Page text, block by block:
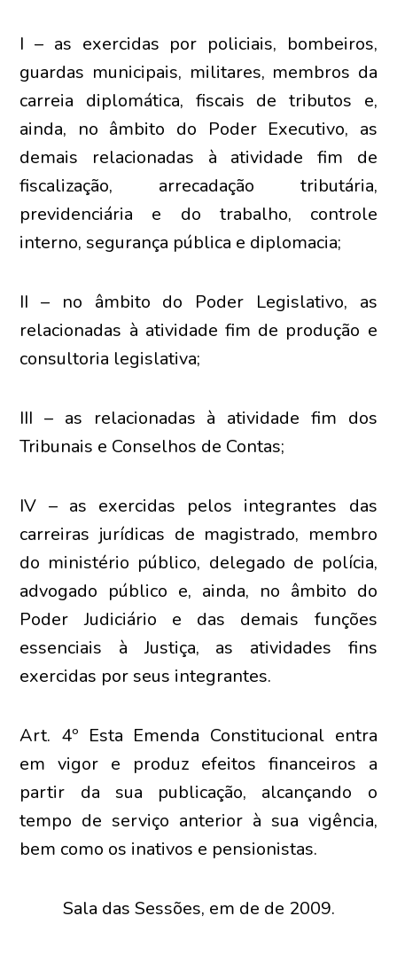
I – as exercidas por policiais, bombeiros,
guardas municipais, militares, membros da
carreia diplomática, fiscais de tributos e,
ainda, no âmbito do Poder Executivo, as
demais relacionadas à atividade fim de
fiscalização, arrecadação tributária,
previdenciária e do trabalho, controle
interno, segurança pública e diplomacia;
II – no âmbito do Poder Legislativo, as
relacionadas à atividade fim de produção e
consultoria legislativa;
III – as relacionadas à atividade fim dos
Tribunais e Conselhos de Contas;
IV – as exercidas pelos integrantes das
carreiras jurídicas de magistrado, membro
do ministério público, delegado de polícia,
advogado público e, ainda, no âmbito do
Poder Judiciário e das demais funções
essenciais à Justiça, as atividades fins
exercidas por seus integrantes.
Art. 4º Esta Emenda Constitucional entra
em vigor e produz efeitos financeiros a
partir da sua publicação, alcançando o
tempo de serviço anterior à sua vigência,
bem como os inativos e pensionistas.
Sala das Sessões, em de de 2009.